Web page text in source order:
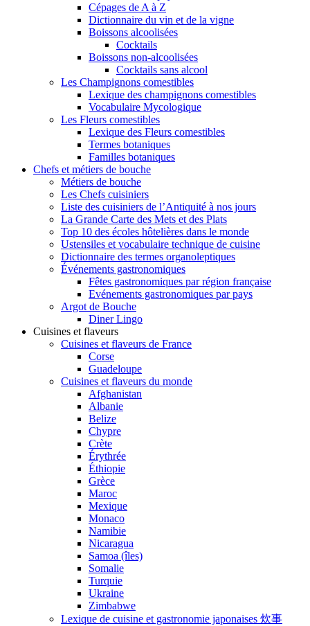
Cépages de A à Z
Dictionnaire du vin et de la vigne
Boissons alcoolisées
Cocktails
Boissons non-alcoolisées
Cocktails sans alcool
Les Champignons comestibles
Lexique des champignons comestibles
Vocabulaire Mycologique
Les Fleurs comestibles
Lexique des Fleurs comestibles
Termes botaniques
Familles botaniques
Chefs et métiers de bouche
Métiers de bouche
Les Chefs cuisiniers
Liste des cuisiniers de l’Antiquité à nos jours
La Grande Carte des Mets et des Plats
Top 10 des écoles hôtelières dans le monde
Ustensiles et vocabulaire technique de cuisine
Dictionnaire des termes organoleptiques
Événements gastronomiques
Fêtes gastronomiques par région française
Evénements gastronomiques par pays
Argot de Bouche
Diner Lingo
Cuisines et flaveurs
Cuisines et flaveurs de France
Corse
Guadeloupe
Cuisines et flaveurs du monde
Afghanistan
Albanie
Belize
Chypre
Crète
Érythrée
Éthiopie
Grèce
Maroc
Mexique
Monaco
Namibie
Nicaragua
Samoa (îles)
Somalie
Turquie
Ukraine
Zimbabwe
Lexique de cuisine et gastronomie japonaises 炊事